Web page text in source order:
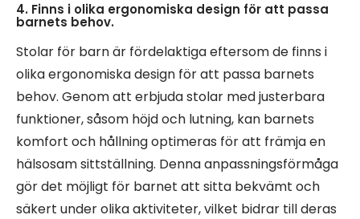
4. Finns i olika ergonomiska design för att passa
barnets behov.
Stolar för barn är fördelaktiga eftersom de finns i
olika ergonomiska design för att passa barnets
behov. Genom att erbjuda stolar med justerbara
funktioner, såsom höjd och lutning, kan barnets
komfort och hållning optimeras för att främja en
hälsosam sittställning. Denna anpassningsförmåga
gör det möjligt för barnet att sitta bekvämt och
säkert under olika aktiviteter, vilket bidrar till deras